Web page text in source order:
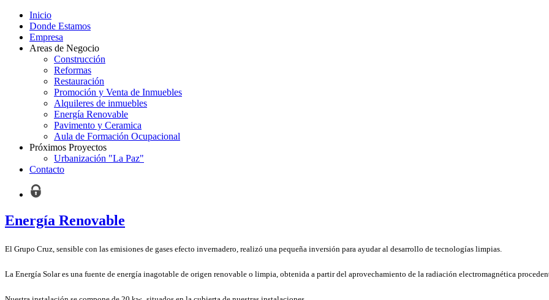
Inicio
Donde Estamos
Empresa
Areas de Negocio
Construcción
Reformas
Restauración
Promoción y Venta de Inmuebles
Alquileres de inmuebles
Energía Renovable
Pavimento y Ceramica
Aula de Formación Ocupacional
Próximos Proyectos
Urbanización "La Paz"
Contacto
Energía Renovable
El Grupo Cruz, sensible con las emisiones de gases efecto invernadero, realizó una pequeña inversión para ayudar al desarrollo de tecnologías limpias.
La Energía Solar es una fuente de energía inagotable de origen renovable o limpia, obtenida a partir del aprovechamiento de la radiación electromagnética